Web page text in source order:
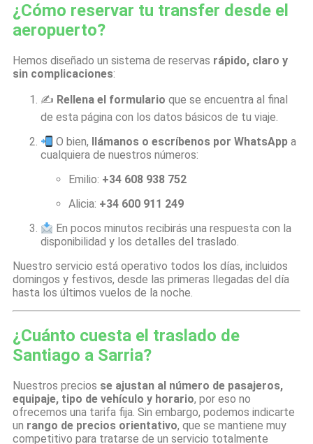
¿Cómo reservar tu transfer desde el
aeropuerto?
Hemos diseñado un sistema de reservas rápido, claro y
sin complicaciones:
✍️ Rellena el formulario que se encuentra al final
de esta página con los datos básicos de tu viaje.
O bien, llámanos o escríbenos por WhatsApp a
cualquiera de nuestros números:
Emilio: +34 608 938 752
Alicia: +34 600 911 249
En pocos minutos recibirás una respuesta con la
disponibilidad y los detalles del traslado.
Nuestro servicio está operativo todos los días, incluidos
domingos y festivos, desde las primeras llegadas del día
hasta los últimos vuelos de la noche.
¿Cuánto cuesta el traslado de
Santiago a Sarria?
Nuestros precios se ajustan al número de pasajeros,
equipaje, tipo de vehículo y horario, por eso no
ofrecemos una tarifa fija. Sin embargo, podemos indicarte
un rango de precios orientativo, que se mantiene muy
competitivo para tratarse de un servicio totalmente